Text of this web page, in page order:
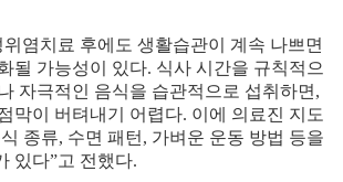
위염치료 후에도 생활습관이 계속 나쁘면
될 가능성이 있다. 식사 시간을 규칙적으
자극적인 음식을 습관적으로 섭취하면,
막이 버텨내기 어렵다. 이에 의료진 지도
종류, 수면 패턴, 가벼운 운동 방법 등을
있다”고 전했다.